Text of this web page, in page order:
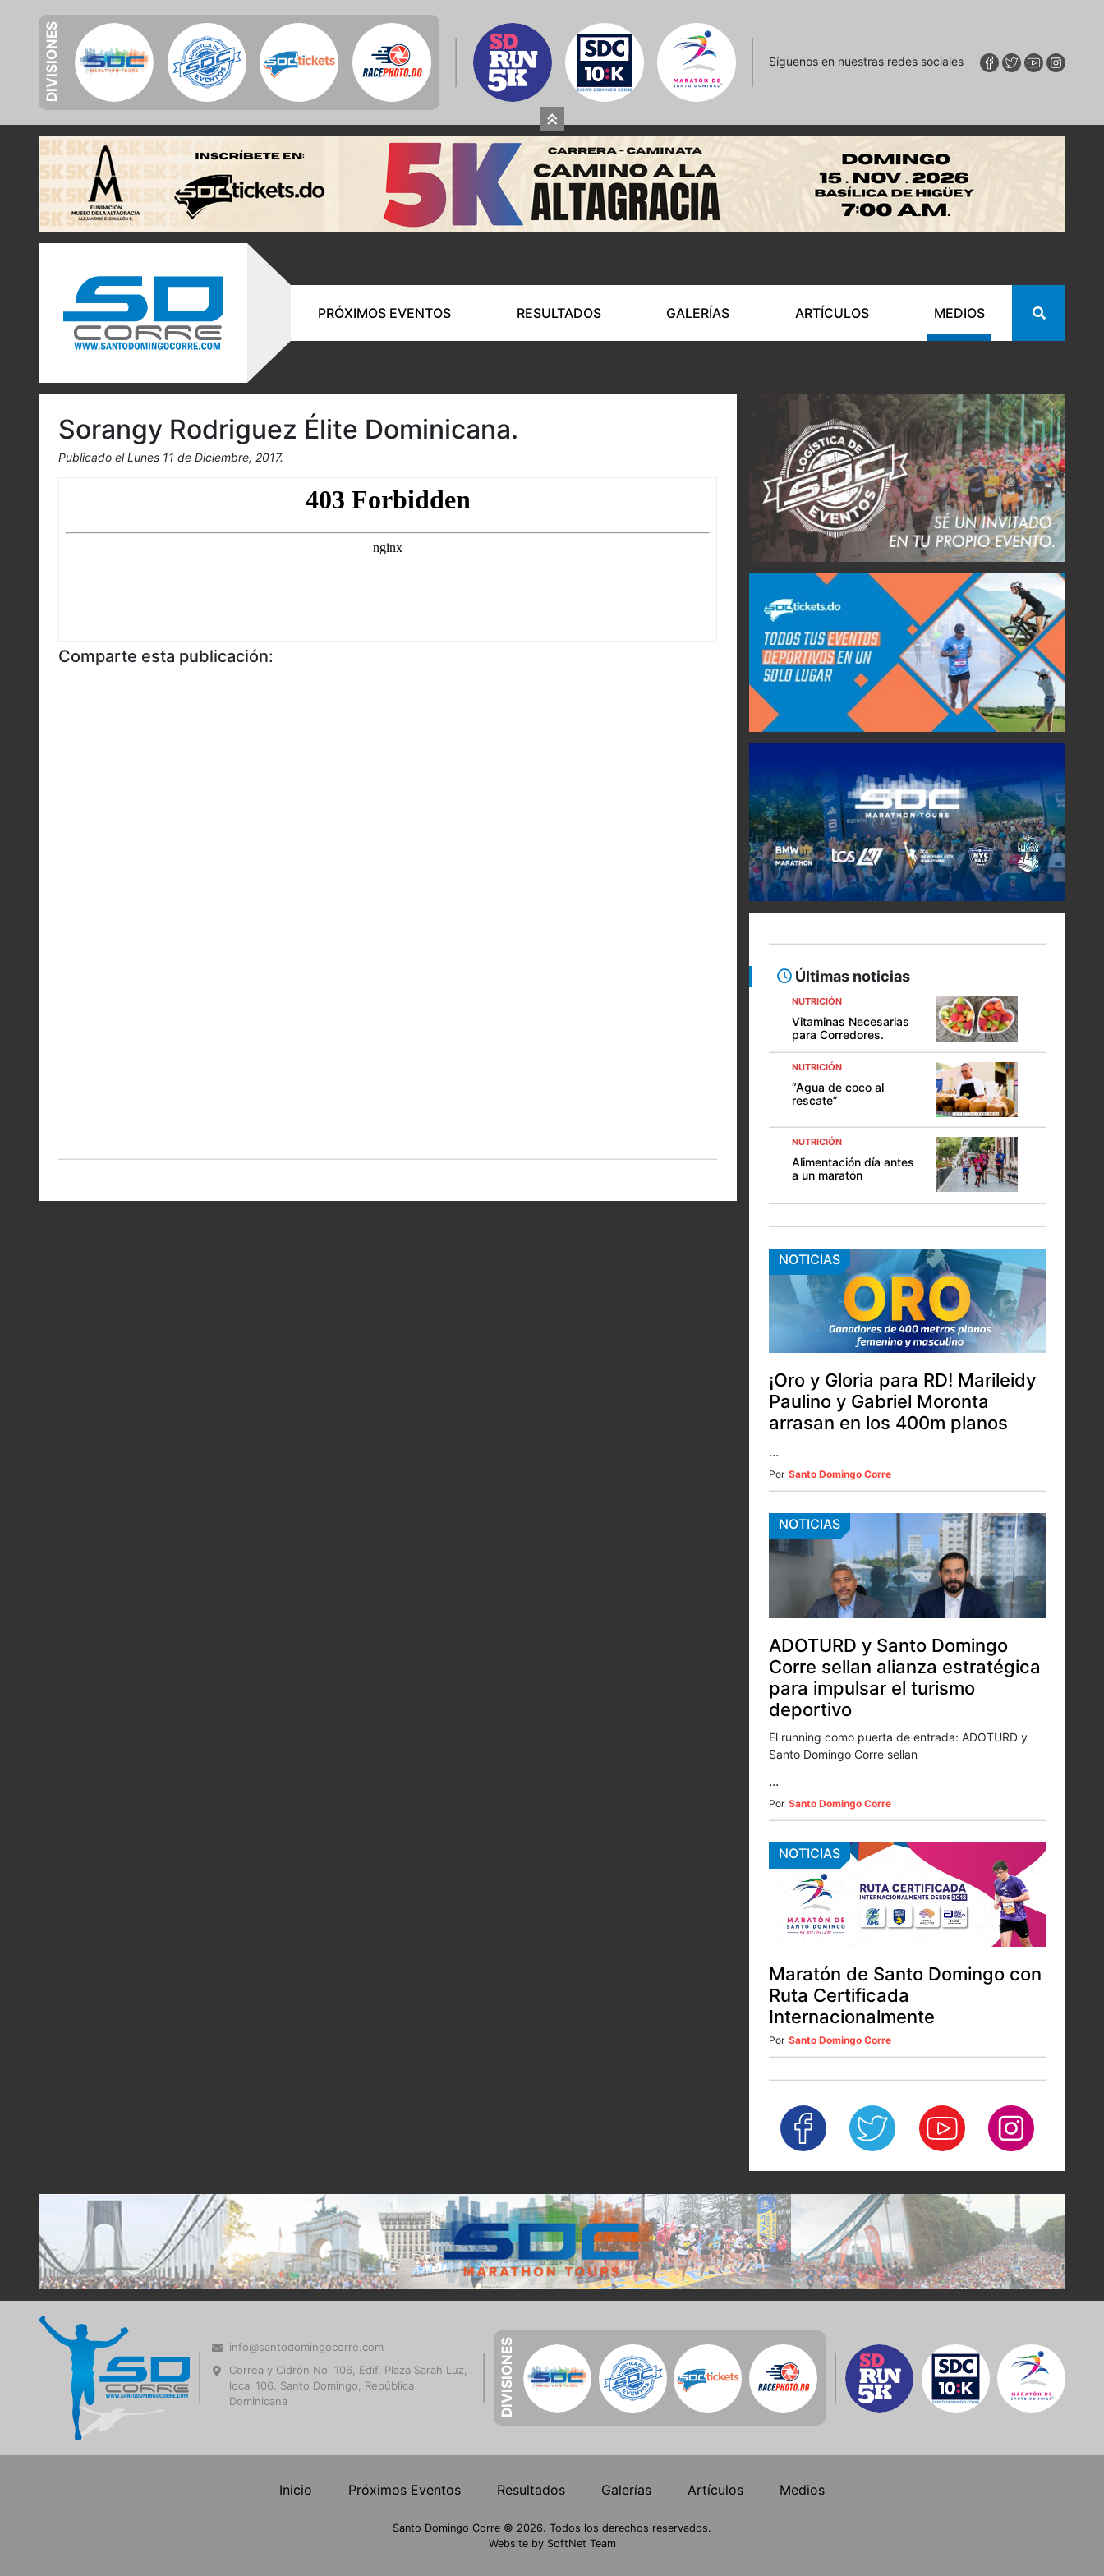
DIVISIONES Síguenos en nuestras redes sociales
PRÓXIMOS EVENTOS RESULTADOS GALERÍAS ARTÍCULOS MEDIOS
Sorangy Rodriguez Élite Dominicana.
Publicado el Lunes 11 de Diciembre, 2017.
Comparte esta publicación:
Últimas noticias
NUTRICIÓN
Vitaminas Necesarias
para Corredores.
NUTRICIÓN
“Agua de coco al
rescate”
NUTRICIÓN
Alimentación día antes
a un maratón
NOTICIAS
¡Oro y Gloria para RD! Marileidy
Paulino y Gabriel Moronta
arrasan en los 400m planos
...
Por Santo Domingo Corre
NOTICIAS
ADOTURD y Santo Domingo
Corre sellan alianza estratégica
para impulsar el turismo
deportivo
El running como puerta de entrada: ADOTURD y
Santo Domingo Corre sellan
...
Por Santo Domingo Corre
NOTICIAS
Maratón de Santo Domingo con
Ruta Certificada
Internacionalmente
Por Santo Domingo Corre
info@santodomingocorre.com
Correa y Cidrón No. 106, Edif. Plaza Sarah Luz,
local 106. Santo Domingo, República
Dominicana
DIVISIONES
Inicio Próximos Eventos Resultados Galerías Artículos Medios
Santo Domingo Corre © 2026. Todos los derechos reservados.
Website by SoftNet Team